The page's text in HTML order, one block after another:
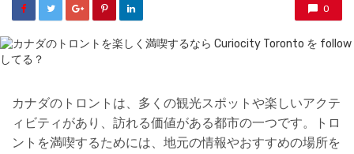
0
カナダのトロントは、多くの観光スポットや楽しいアクテ
ィビティがあり、訪れる価値がある都市の一つです。トロ
ントを満喫するためには、地元の情報やおすすめの場所を